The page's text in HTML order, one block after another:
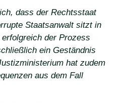
dass der Rechtsstaat
Staatsanwalt sitzt in
der Prozess
ein Geständnis
hat zudem
aus dem Fall